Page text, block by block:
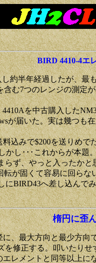
BIRD 4410-4エ
し約半年経過したが、最
含む7つのレンジの測定
4410Aを中古購入した
が届いた。実は幾つも
料込みで$200を送りめで
かし･･･これからが本題
らず、やっと入ったか
転が固くて容易に回ら
にBIRD43へ差し込んで
楕円に歪
に、最大方向と最少方向
を修正する。叩いたり
エレメントと同等以上に